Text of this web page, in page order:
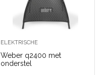
ELEKTRISCHE
Weber q2400 met
onderstel